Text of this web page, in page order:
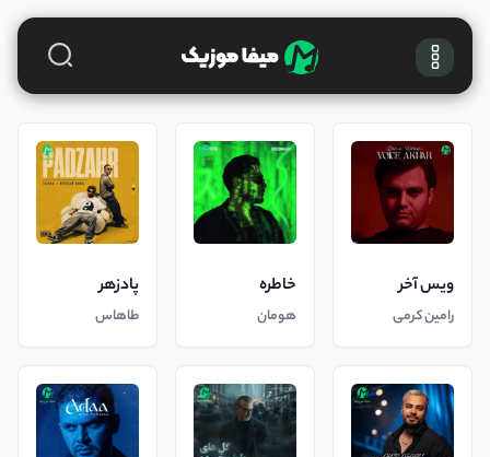
ویس آخر
رامین کرمی
خاطره
هومان
پادزهر
طاهاس